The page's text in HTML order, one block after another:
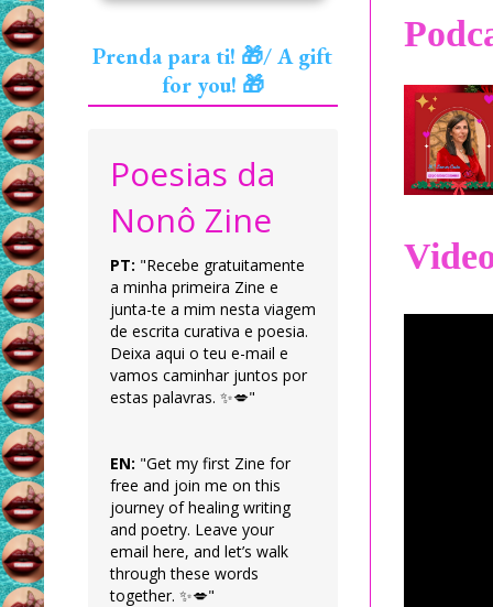
Prenda para ti! 🎁/ A gift
for you! 🎁
Poesias da
Nonô Zine
PT: "Recebe gratuitamente
a minha primeira Zine e
junta-te a mim nesta viagem
de escrita curativa e poesia.
Deixa aqui o teu e-mail e
vamos caminhar juntos por
estas palavras. ✨💋"
EN: "Get my first Zine for
free and join me on this
journey of healing writing
and poetry. Leave your
email here, and let’s walk
through these words
together. ✨💋"